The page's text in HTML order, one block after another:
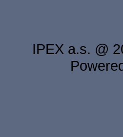
IPEX a.s. @